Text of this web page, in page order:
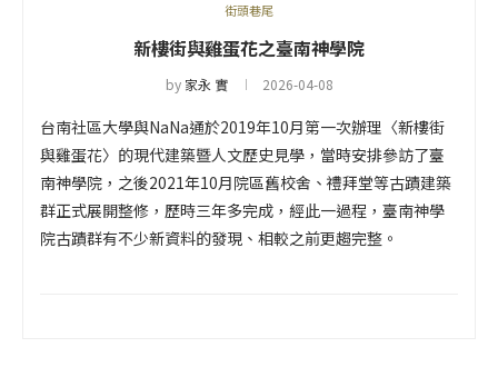
街頭巷尾
新樓街與雞蛋花之臺南神學院
by 家永 實 2026-04-08
台南社區大學與NaNa通於2019年10月第一次辦理〈新樓街
與雞蛋花〉的現代建築暨人文歷史見學，當時安排參訪了臺
南神學院，之後2021年10月院區舊校舍、禮拜堂等古蹟建築
群正式展開整修，歷時三年多完成，經此一過程，臺南神學
院古蹟群有不少新資料的發現、相較之前更趨完整。